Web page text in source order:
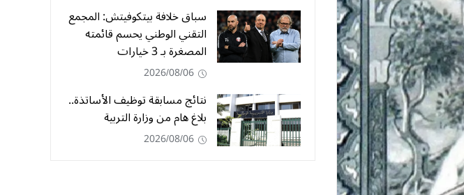
سباق خلافة بيتكوفيتش: المجمع
التقني الوطني يحسم قائمته
المصغرة بـ 3 خيارات
2026/08/06
نتائج مسابقة توظيف الأساتذة..
بلاغ هام من وزارة التربية
2026/08/06